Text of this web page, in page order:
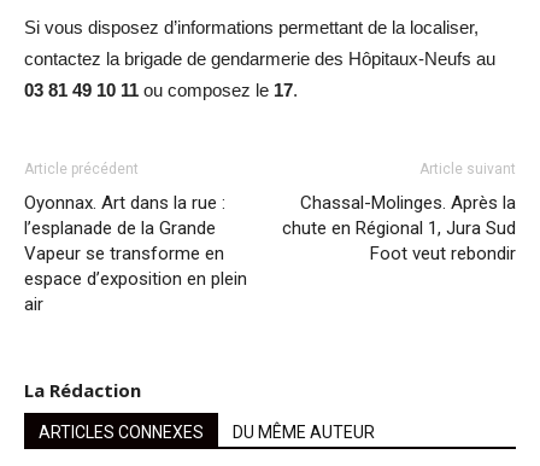
Si vous disposez d’informations permettant de la localiser,
contactez la brigade de gendarmerie des Hôpitaux-Neufs au
03 81 49 10 11 ou composez le 17.
Article précédent
Oyonnax. Art dans la rue :
l’esplanade de la Grande
Vapeur se transforme en
espace d’exposition en plein
air
Article suivant
Chassal-Molinges. Après la
chute en Régional 1, Jura Sud
Foot veut rebondir
La Rédaction
ARTICLES CONNEXES DU MÊME AUTEUR